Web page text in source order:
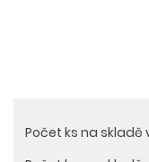
Počet ks na skladě